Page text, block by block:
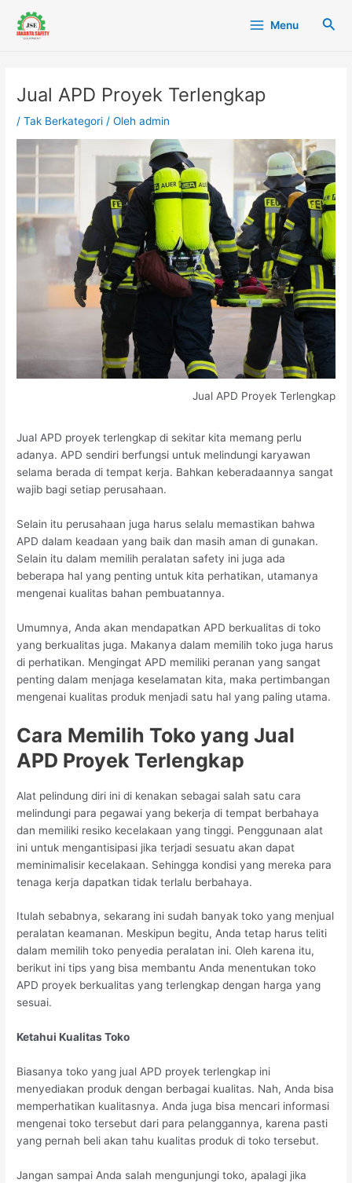
konten
Menu Cari
Jual APD Proyek Terlengkap
/Tak Berkategori / Olehadmin
Jual APD Proyek Terlengkap
Jual APD proyek terlengkap di sekitar kita memang perlu
adanya. APD sendiri berfungsi untuk melindungi karyawan
selama berada di tempat kerja. Bahkan keberadaannya sangat
wajib bagi setiap perusahaan.
Selain itu perusahaan juga harus selalu memastikan bahwa
APD dalam keadaan yang baik dan masih aman di gunakan.
Selain itu dalam memilih peralatan safety ini juga ada
beberapa hal yang penting untuk kita perhatikan, utamanya
mengenai kualitas bahan pembuatannya.
Umumnya, Anda akan mendapatkan APD berkualitas di toko
yang berkualitas juga. Makanya dalam memilih toko juga harus
di perhatikan. Mengingat APD memiliki peranan yang sangat
penting dalam menjaga keselamatan kita, maka pertimbangan
mengenai kualitas produk menjadi satu hal yang paling utama.
Cara Memilih Toko yang Jual
APD Proyek Terlengkap
Alat pelindung diri ini di kenakan sebagai salah satu cara
melindungi para pegawai yang bekerja di tempat berbahaya
dan memiliki resiko kecelakaan yang tinggi. Penggunaan alat
ini untuk mengantisipasi jika terjadi sesuatu akan dapat
meminimalisir kecelakaan. Sehingga kondisi yang mereka para
tenaga kerja dapatkan tidak terlalu berbahaya.
Itulah sebabnya, sekarang ini sudah banyak toko yang menjual
peralatan keamanan. Meskipun begitu, Anda tetap harus teliti
dalam memilih toko penyedia peralatan ini. Oleh karena itu,
berikut ini tips yang bisa membantu Anda menentukan toko
APD proyek berkualitas yang terlengkap dengan harga yang
sesuai.
Ketahui Kualitas Toko
Biasanya toko yang jual APD proyek terlengkap ini
menyediakan produk dengan berbagai kualitas. Nah, Anda bisa
memperhatikan kualitasnya. Anda juga bisa mencari informasi
mengenai toko tersebut dari para pelanggannya, karena pasti
yang pernah beli akan tahu kualitas produk di toko tersebut.
Jangan sampai Anda salah mengunjungi toko, apalagi jika
navigation